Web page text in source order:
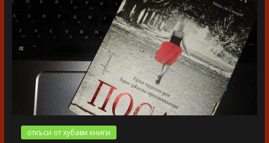
разказ
откъси от хубави книги